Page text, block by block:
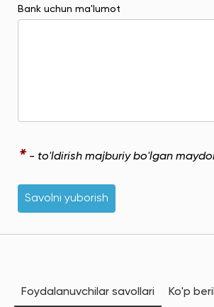
Bank uchun ma'lumot
* - to'ldirish majburiy bo'lgan
Savolni yuborish
Foydalanuvchilar savollari Ko'p